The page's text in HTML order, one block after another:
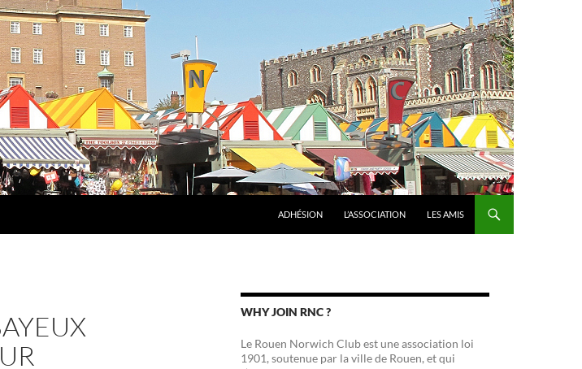
ADHÉSION L’ASSOCIATION LES AMIS
WHY JOIN RNC ?
Le Rouen Norwich Club est une association loi
1901, soutenue par la ville de Rouen, et qui